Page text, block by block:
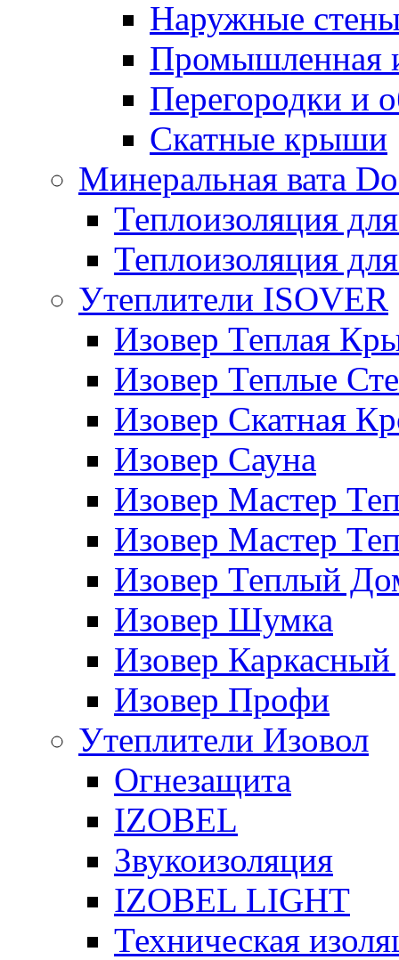
Наружные
Промышленная
Перегородки и
Скатные крыши
Минеральная вата
Теплоизоляция
Теплоизоляция
Утеплители ISOVER
Изовер Теплая
Изовер Теплые
Изовер Скатная
Изовер Сауна
Изовер Мастер
Изовер Мастер
Изовер Теплый
Изовер Шумка
Изовер
Изовер Профи
Утеплители Изовол
Огнезащита
IZOBEL
Звукоизоляция
IZOBEL LIGHT
Техническая